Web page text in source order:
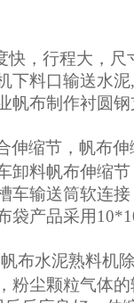
快，行程大，尺
下料口输送水泥
帆布制作衬圆
伸缩节，帆布
卸料帆布伸缩
车输送筒软连
产品采用
帆布水泥熟料机
粉尘颗粒气体的